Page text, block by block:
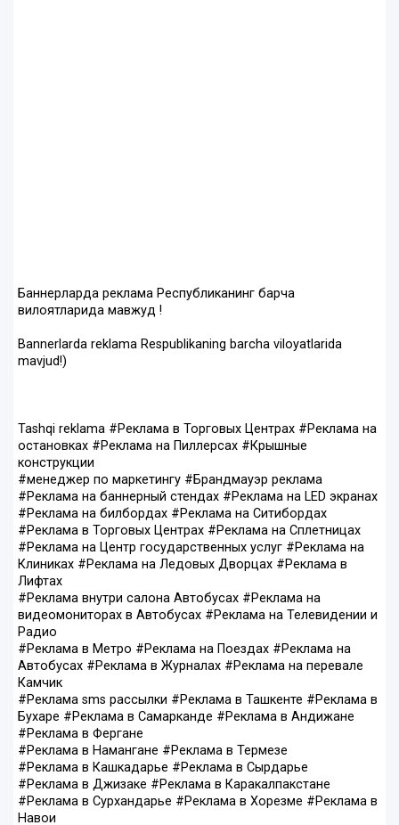
Баннерларда реклама Республиканинг барча
вилоятларида мавжуд !
Bannerlarda reklama Respublikaning barcha viloyatlarida
mavjud!)
Tashqi reklama #Реклама в Торговых Центрах #Реклама на
остановках #Реклама на Пиллерсах #Крышные
конструкции
#менеджер по маркетингу #Брандмауэр реклама
#Реклама на баннерный стендах #Реклама на LED экранах
#Реклама на билбордах #Реклама на Ситибордах
#Реклама в Торговых Центрах #Реклама на Сплетницах
#Реклама на Центр государственных услуг #Реклама на
Клиниках #Реклама на Ледовых Дворцах #Реклама в
Лифтах
#Реклама внутри салона Автобусах #Реклама на
видеомониторах в Автобусах #Реклама на Телевидении и
Радио
#Реклама в Метро #Реклама на Поездах #Реклама на
Автобусах #Реклама в Журналах #Реклама на перевале
Камчик
#Реклама sms рассылки #Реклама в Ташкенте #Реклама в
Бухаре #Реклама в Самарканде #Реклама в Андижане
#Реклама в Фергане
#Реклама в Намангане #Реклама в Термезе
#Реклама в Кашкадарье #Реклама в Сырдарье
#Реклама в Джизаке #Реклама в Каракалпакстане
#Реклама в Сурхандарье #Реклама в Хорезме #Реклама в
Навои